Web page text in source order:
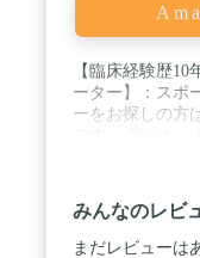
【臨床経験歴
ーター】：スポ
ーをお探しの方
に対して、着用
いやすい・予防
3点を兼ね揃え
【両足兼用で運
段履きのスニー
みんなのレビ
まだレビューは